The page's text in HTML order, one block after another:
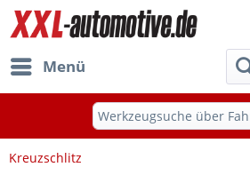
Menü
Werkzeugsuche über
Kreuzschlitz